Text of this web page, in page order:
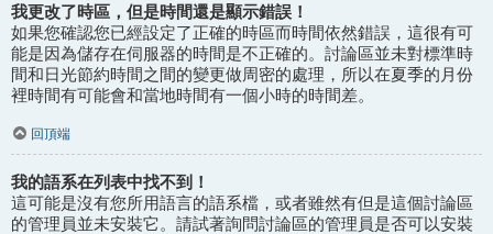
我更改了時區，但是時間還是顯示錯誤！
如果您確認您已經設定了正確的時區而時間依然錯誤，這很有可
能是因為儲存在伺服器的時間是不正確的。討論區並未對標準時
間和日光節約時間之間的變更做周密的處理，所以在夏季的月份
裡時間有可能會和當地時間有一個小時的時間差。
回頂端
我的語系在列表中找不到！
這可能是沒有您所用語言的語系檔，或者雖然有但是這個討論區
的管理員並未安裝它。請試著詢問討論區的管理員是否可以安裝